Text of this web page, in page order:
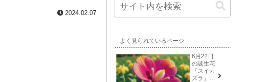
2024.02.07
よく見られているページ
6月22日
の誕生花
『スイカ
ズラ』花